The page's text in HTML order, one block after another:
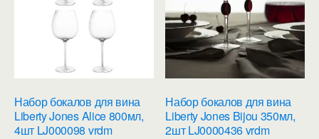
Набор бокалов для вина
Liberty Jones Alice 800мл,
4шт LJ000098 vrdm
Набор бокалов для вина
Liberty Jones Bijou 350мл,
2шт LJ0000436 vrdm